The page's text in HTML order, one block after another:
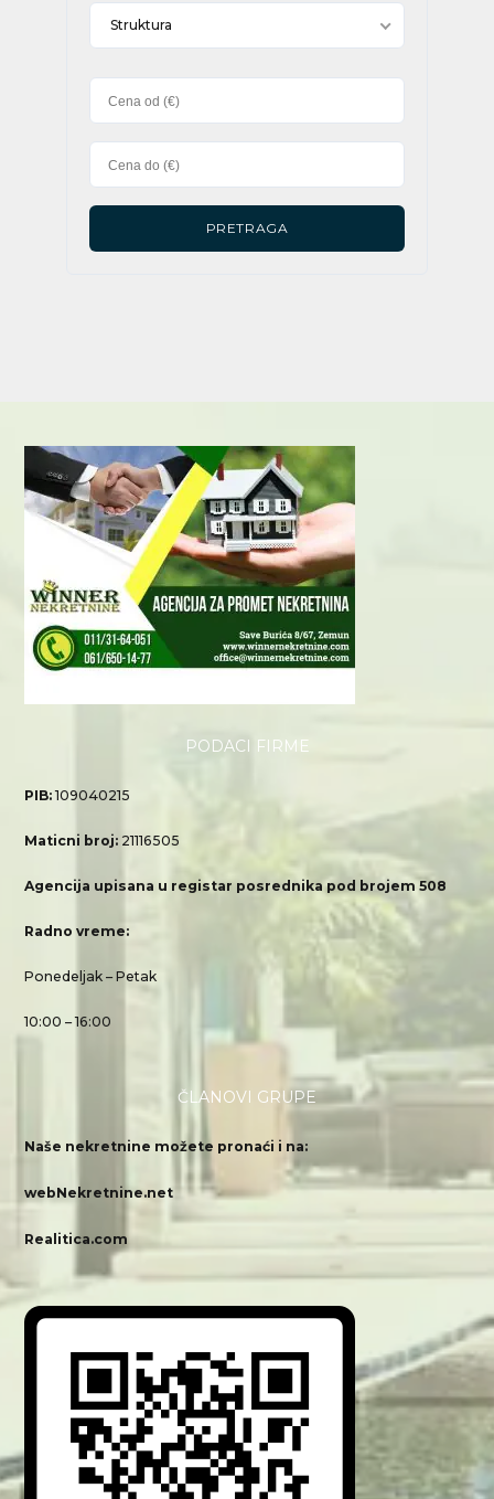
Struktura
PODACI FIRME
PIB:109040215
Maticni broj: 21116505
Agencija upisana u registar posrednika pod brojem 508
Radno vreme:
Ponedeljak – Petak
10:00 – 16:00
ČLANOVI GRUPE
Naše nekretnine možete pronaći i na:
webNekretnine.net
Realitica.com